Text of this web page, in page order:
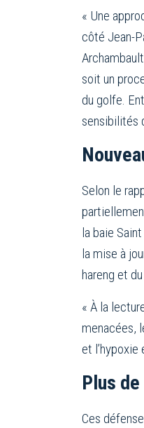
« Une
côté Jean-
soit un
du golfe.
sensibilités
Selon le
la baie
la mise à
hareng et
« À la
menacées,
et
Plus
Ces